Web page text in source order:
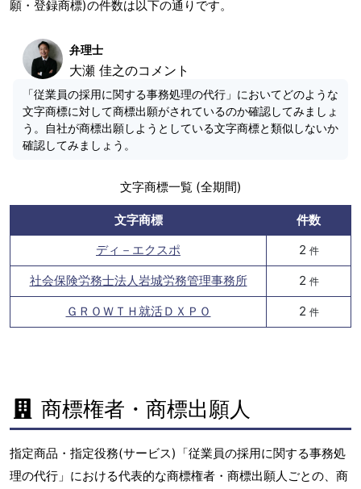
願・登録商標)の件数は以下の通りです。
弁理士
大瀬 佳之のコメント
「従業員の採用に関する事務処理の代行」においてどのような
文字商標に対して商標出願がされているのか確認してみましょ
う。自社が商標出願しようとしている文字商標と類似しないか
確認してみましょう。
文字商標一覧 (全期間)
文字商標
件数
ディ－エクスポ
2 件
社会保険労務士法人岩城労務管理事務所 2 件
ＧＲＯＷＴＨ就活ＤＸＰＯ 2 件
商標権者・商標出願人
指定商品・指定役務(サービス)「従業員の採用に関する事務処
理の代行」における代表的な商標権者・商標出願人ごとの、商